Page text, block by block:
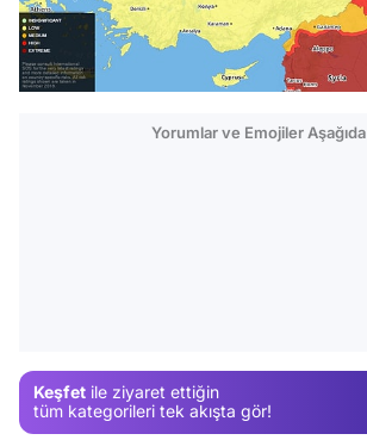
Yorumlar ve Emojiler Aşağıda
Keşfet ile ziyaret ettiğin
tüm kategorileri tek akışta gör!